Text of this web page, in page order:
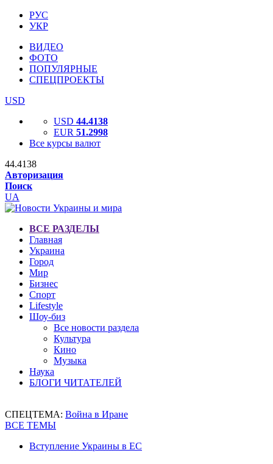
РУС
УКР
ВИДЕО
ФОТО
ПОПУЛЯРНЫЕ
СПЕЦПРОЕКТЫ
USD
USD 44.4138
EUR 51.2998
Все курсы валют
44.4138
Авторизация
Поиск
UA
ВСЕ РАЗДЕЛЫ
Главная
Украина
Город
Мир
Бизнес
Спорт
Lifestyle
Шоу-биз
Все новости раздела
Культура
Кино
Музыка
Наука
БЛОГИ ЧИТАТЕЛЕЙ
СПЕЦТЕМА: Война в Иране
ВСЕ ТЕМЫ
Вступление Украины в ЕС